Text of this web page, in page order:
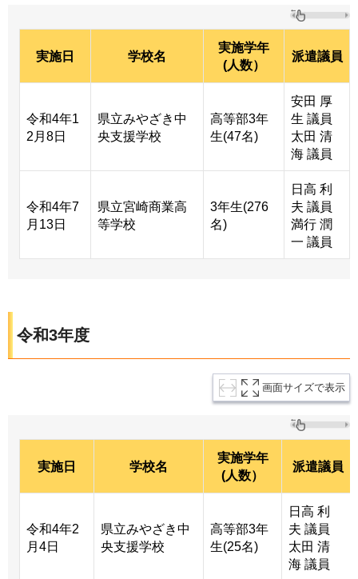
実施日 学校名
実施学年
(人数）
派遣議員
令和4年1
2月8日
県立みやざき中
央支援学校
高等部3年
生(47名)
安田 厚
生 議員
太田 清
海 議員
令和4年7
月13日
県立宮崎商業高
等学校
3年生(276
名)
日高 利
夫 議員
満行 潤
一 議員
令和3年度
画面サイズで表示
実施日 学校名
実施学年
(人数）
派遣議員
令和4年2
月4日
県立みやざき中
央支援学校
高等部3年
生(25名)
日高 利
夫 議員
太田 清
海 議員